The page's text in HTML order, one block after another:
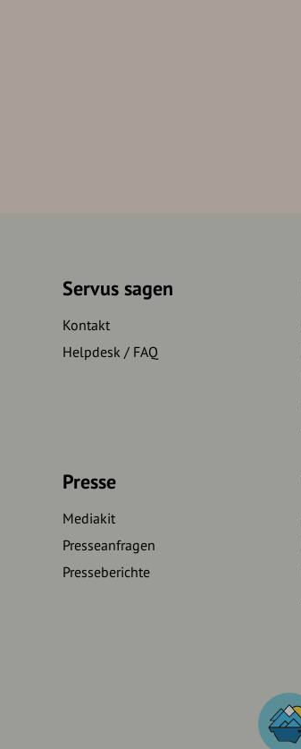
Servus sagen
Kontakt
Helpdesk / FAQ
Presse
Mediakit
Presseanfragen
Presseberichte